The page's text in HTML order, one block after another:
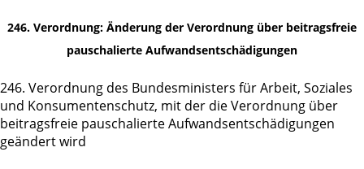
246. Verordnung: Änderung der Verordnung über beitragsfreie
pauschalierte Aufwandsentschädigungen
246. Verordnung des Bundesministers für Arbeit, Soziales
und Konsumentenschutz, mit der die Verordnung über
beitragsfreie pauschalierte Aufwandsentschädigungen
geändert wird